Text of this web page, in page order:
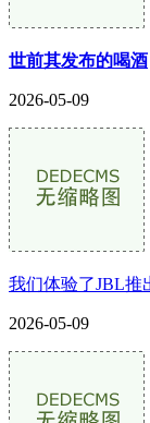
世前其发布的喝酒
2026-05-09
我们体验了JBL推
2026-05-09